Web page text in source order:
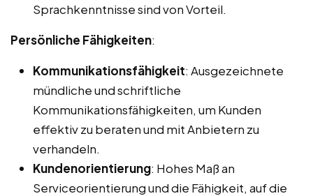
Sprachkenntnisse sind von Vorteil.
Persönliche Fähigkeiten:
Kommunikationsfähigkeit: Ausgezeichnete
mündliche und schriftliche
Kommunikationsfähigkeiten, um Kunden
effektiv zu beraten und mit Anbietern zu
verhandeln.
Kundenorientierung: Hohes Maß an
Serviceorientierung und die Fähigkeit, auf die